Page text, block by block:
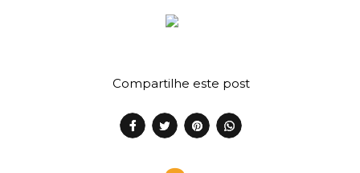
Compartilhe este post